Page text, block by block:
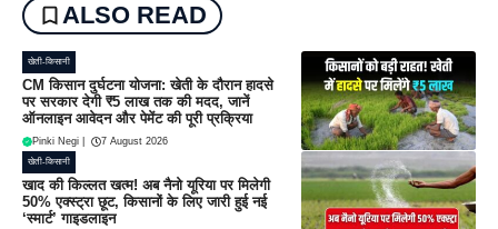
ALSO READ
खेती-किसानी
CM किसान दुर्घटना योजना: खेती के दौरान हादसे
पर सरकार देगी ₹5 लाख तक की मदद, जानें
ऑनलाइन आवेदन और पेमेंट की पूरी प्रक्रिया
Pinki Negi 7 August 2026
खेती-किसानी
खाद की किल्लत खत्म! अब नैनो यूरिया पर मिलेगी
50% एक्स्ट्रा छूट, किसानों के लिए जारी हुई नई
‘स्मार्ट’ गाइडलाइन